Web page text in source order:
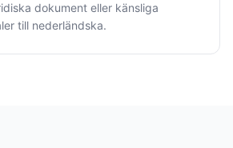
dokument eller känsliga
till nederländska.